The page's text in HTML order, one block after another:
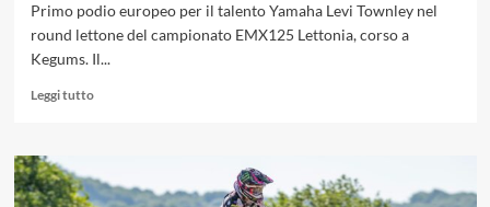
Primo podio europeo per il talento Yamaha Levi Townley nel
round lettone del campionato EMX125 Lettonia, corso a
Kegums. Il...
Leggi tuttoLeggi
EMX125
Lettonia,